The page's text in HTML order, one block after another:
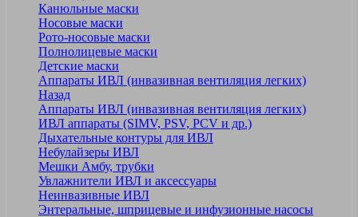
Канюльные маски
Носовые маски
Рото-носовые маски
Полнолицевые маски
Детские маски
Аппараты ИВЛ (инвазивная вентиляция легких)
Назад
Аппараты ИВЛ (инвазивная вентиляция легких)
ИВЛ аппараты (SIMV, PSV, PCV и др.)
Дыхательные контуры для ИВЛ
Небулайзеры ИВЛ
Мешки Амбу, трубки
Увлажнители ИВЛ и аксессуары
Неинвазивные ИВЛ
Энтеральные, шприцевые и инфузионные насосы